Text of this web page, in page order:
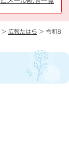
> 広報たはら > 令和8